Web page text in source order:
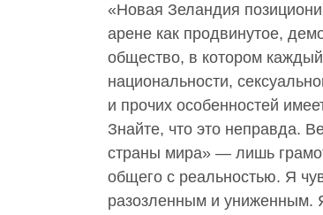
«Новая Зеландия
арене как продвинутое,
общество, в котором
национальности,
и прочих особенностей
Знайте, что это неправда.
страны мира» — лишь
общего с реальностью. Я
разозленным и униженным.